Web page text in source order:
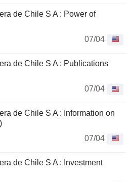
de Chile S A : Power of
07/04
de Chile S A : Publications
07/04
de Chile S A : Information on
07/04
de Chile S A : Investment